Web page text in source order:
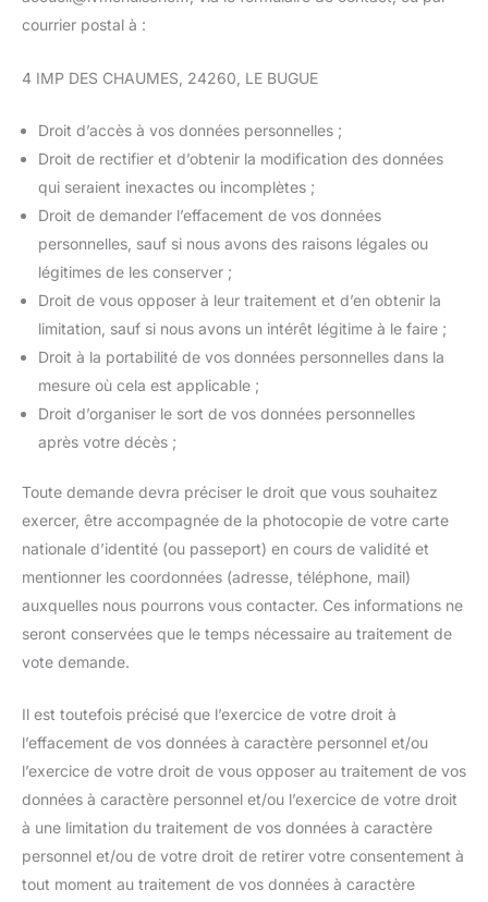
courrier postal à :
4 IMP DES CHAUMES, 24260, LE BUGUE
Droit d’accès à vos données personnelles ;
Droit de rectifier et d’obtenir la modification des données
qui seraient inexactes ou incomplètes ;
Droit de demander l’effacement de vos données
personnelles, sauf si nous avons des raisons légales ou
légitimes de les conserver ;
Droit de vous opposer à leur traitement et d’en obtenir la
limitation, sauf si nous avons un intérêt légitime à le faire ;
Droit à la portabilité de vos données personnelles dans la
mesure où cela est applicable ;
Droit d’organiser le sort de vos données personnelles
après votre décès ;
Toute demande devra préciser le droit que vous souhaitez
exercer, être accompagnée de la photocopie de votre carte
nationale d’identité (ou passeport) en cours de validité et
mentionner les coordonnées (adresse, téléphone, mail)
auxquelles nous pourrons vous contacter. Ces informations ne
seront conservées que le temps nécessaire au traitement de
vote demande.
Il est toutefois précisé que l’exercice de votre droit à
l’effacement de vos données à caractère personnel et/ou
l’exercice de votre droit de vous opposer au traitement de vos
données à caractère personnel et/ou l’exercice de votre droit
à une limitation du traitement de vos données à caractère
personnel et/ou de votre droit de retirer votre consentement à
tout moment au traitement de vos données à caractère